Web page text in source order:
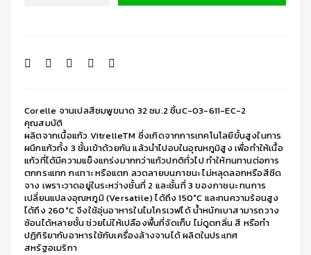
Corelle จานเปลสีชมพูขนาด 32 ซม.2 ชิ้นC-03-611-EC-2
คุณสมบัติ
ผลิตจากเนื้อแก้ว VitrelleTM ซึ่งเกิดจากการเทคโนโลยีขั้นสูงในการ
ผนึกแก้วทั้ง 3 ชั้นเข้าด้วยกัน แล้วนำไปอบในอุณหภูมิสูง เพื่อทำให้เนื้อ
แก้วที่ได้มีความแข็งแกร่งมากกว่าแก้วปกติทั่วไป ทำให้ทนทานต่อการ
ตกกระแทก กะเทาะ หรือแตก ลวดลายบนภาชนะ ไม่หลุดลอกหรือสีซีด
จาง เพราะวาดอยู่ในระหว่างชั้นที่ 2 และชั้นที่ 3 ของภาชนะ ทนการ
เปลี่ยนแปลงอุณหภูมิ (Versatile) ได้ถึง 150°C และทนความร้อนสูง
ได้ถึง 260°C จึงใช้อุ่นอาหารในไมโครเวฟได้ น้ำหนักเบาสามารถวาง
ซ้อนได้หลายชั้น ช่วยไม่ให้เปลืองพื้นที่จัดเก็บ ไม่ดูดกลิ่น สี หรือทำ
ปฏิกิริยากับอาหารใช้กับเครื่องล้างจานได้ ผลิตในประเทศ
สหรัฐอเมริกา